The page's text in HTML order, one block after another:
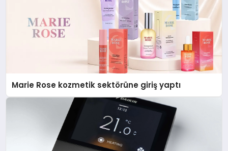
Marie Rose kozmetik sektörüne giriş yaptı